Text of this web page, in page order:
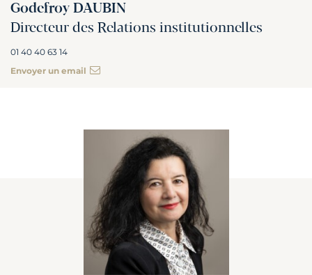
Godefroy DAUBIN
Directeur des Relations institutionnelles
01 40 40 63 14
Envoyer un email